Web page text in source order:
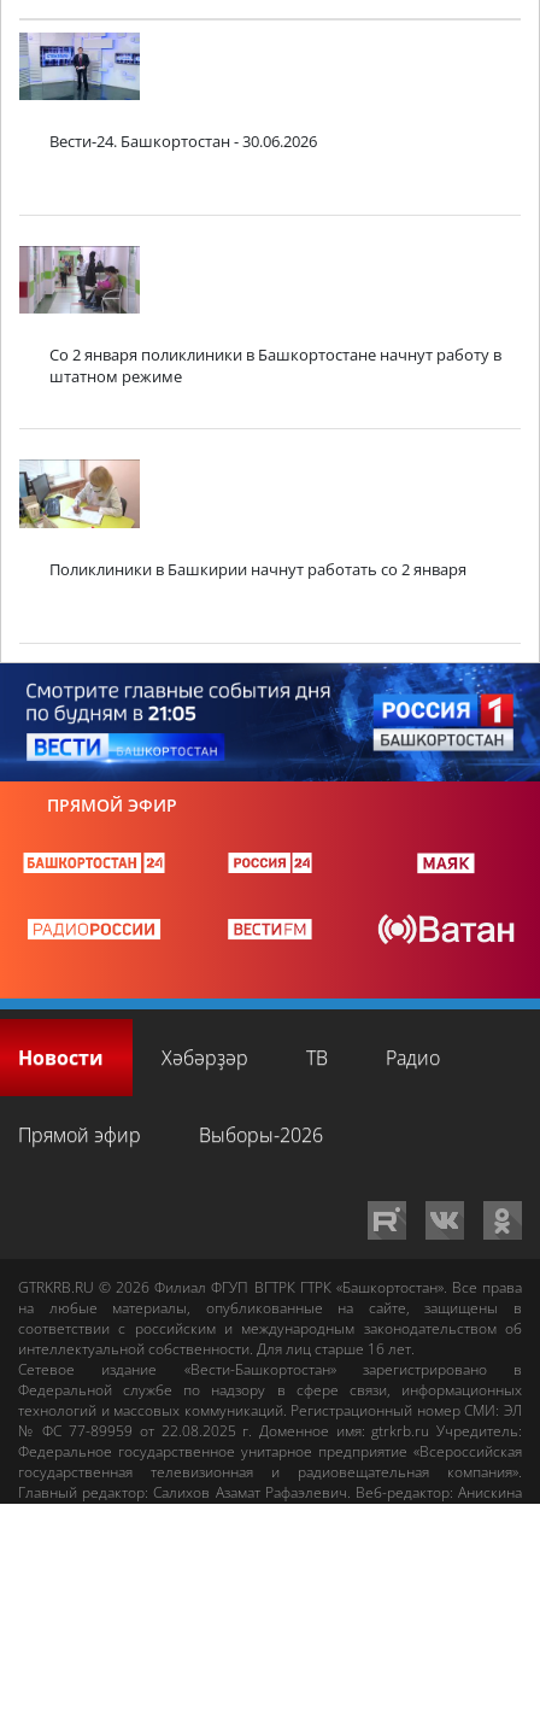
Вести-24. Башкортостан - 30.06.2026
Со 2 января поликлиники в Башкортостане начнут работу в
штатном режиме
Поликлиники в Башкирии начнут работать со 2 января
ПРЯМОЙ ЭФИР
Новости Хәбәрҙәр ТВ Радио
Прямой эфир Выборы-2026
GTRKRB.RU © 2026Филиал ФГУП ВГТРК ГТРК «Башкортостан». Все права
на любые материалы, опубликованные на сайте, защищены в
соответствии с российским и международным законодательством об
интеллектуальной собственности. Для лиц старше 16 лет.
Сетевое издание «Вести-Башкортостан»зарегистрировано в
Федеральной службе по надзору в сфере связи, информационных
технологий и массовых коммуникаций. Регистрационный номер СМИ: ЭЛ
№ ФС 77-89959 от 22.08.2025 г. Доменное имя:gtrkrb.ru Учредитель:
Федеральное государственное унитарное предприятие «Всероссийская
государственная телевизионная и радиовещательная компания».
Главный редактор:Салихов Азамат Рафаэлевич. Веб-редактор:Анискина